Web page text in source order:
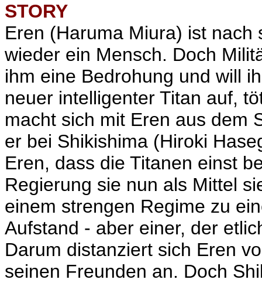
STORY
Eren (Haruma Miura) ist
wieder ein Mensch. Doch
ihm eine Bedrohung und will
neuer intelligenter Titan auf,
macht sich mit Eren aus dem
er bei Shikishima (Hiroki
Eren, dass die Titanen einst
Regierung sie nun als Mittel
einem strengen Regime zu
Aufstand - aber einer, der
Darum distanziert sich Eren
seinen Freunden an. Doch